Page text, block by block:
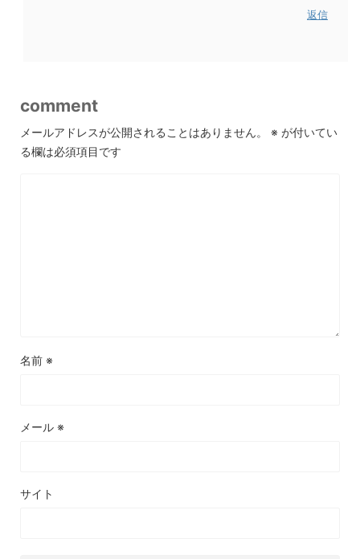
返信
comment
メールアドレスが公開されることはありません。 ※ が付いてい
る欄は必須項目です
名前 ※
メール ※
サイト